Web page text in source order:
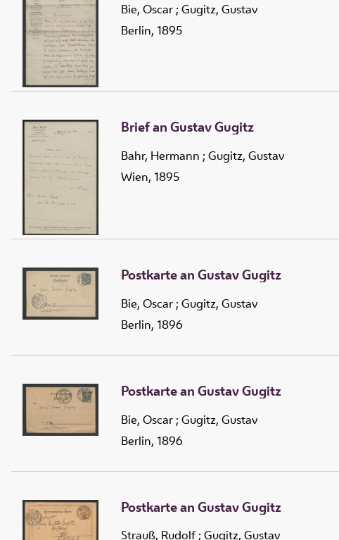
Bie, Oscar ; Gugitz, Gustav
Berlin, 1895
Brief an Gustav Gugitz
Bahr, Hermann ; Gugitz, Gustav
Wien, 1895
Postkarte an Gustav Gugitz
Bie, Oscar ; Gugitz, Gustav
Berlin, 1896
Postkarte an Gustav Gugitz
Bie, Oscar ; Gugitz, Gustav
Berlin, 1896
Postkarte an Gustav Gugitz
Strauß, Rudolf ; Gugitz, Gustav